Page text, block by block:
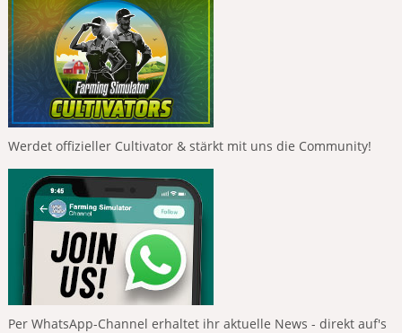
Werdet offizieller Cultivator & stärkt mit uns die Community!
Per WhatsApp-Channel erhaltet ihr aktuelle News - direkt auf's